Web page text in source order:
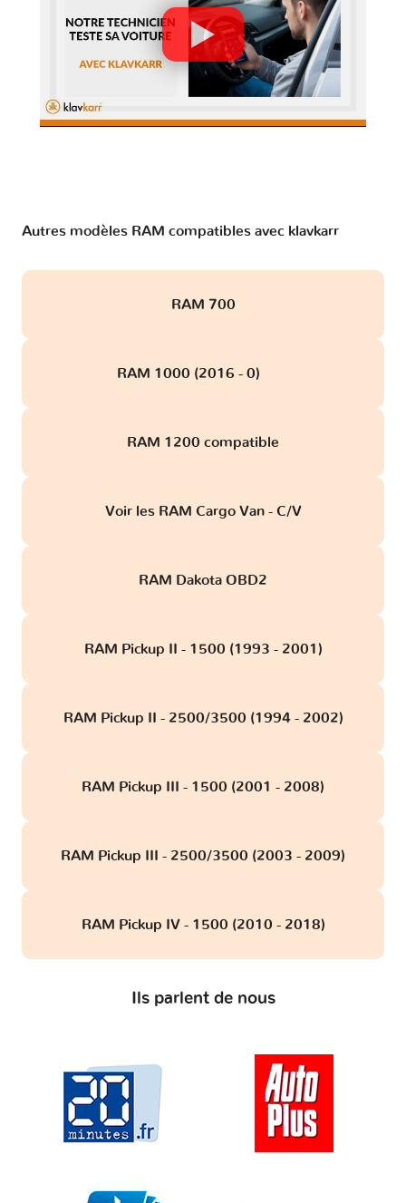
Autres modèles RAM compatibles avec klavkarr
RAM 700
RAM 1000 (2016 - 0)
RAM 1200 compatible
Voir les RAM Cargo Van - C/V
RAM Dakota OBD2
RAM Pickup II - 1500 (1993 - 2001)
RAM Pickup II - 2500/3500 (1994 - 2002)
RAM Pickup III - 1500 (2001 - 2008)
RAM Pickup III - 2500/3500 (2003 - 2009)
RAM Pickup IV - 1500 (2010 - 2018)
Ils parlent de nous